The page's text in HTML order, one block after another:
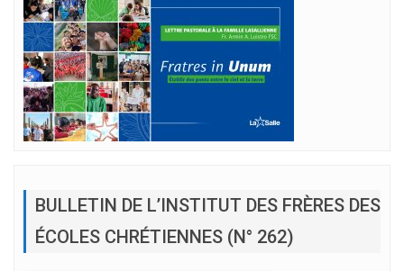
BULLETIN DE L’INSTITUT DES FRÈRES DES
ÉCOLES CHRÉTIENNES (N° 262)